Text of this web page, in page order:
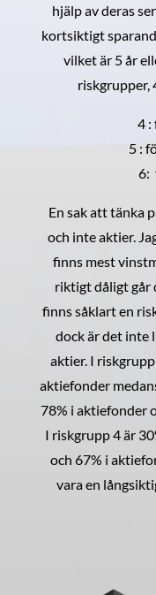
hjälp av deras
kortsiktigt
vilket är 5 år
riskgrupper,
4 :
5 :
6:
En sak att tänka
och inte aktier.
finns mest
riktigt dåligt går
finns såklart en
dock är det inte
aktier. I
aktiefonder
78% i aktiefonder
I riskgrupp 4 är
och 67% i
vara en